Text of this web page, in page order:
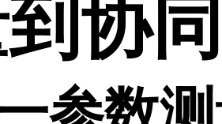
协